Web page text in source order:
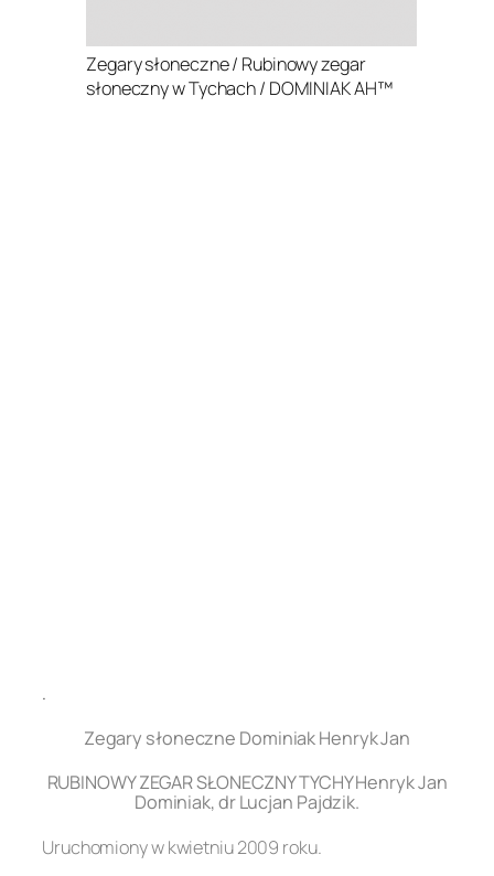
Zegary słoneczne / Rubinowy zegar
słoneczny w Tychach / DOMINIAK AH™
.
Zegary słoneczne Dominiak Henryk Jan
RUBINOWY ZEGAR SŁONECZNY TYCHY Henryk Jan
Dominiak, dr Lucjan Pajdzik.
Uruchomiony w kwietniu 2009 roku.